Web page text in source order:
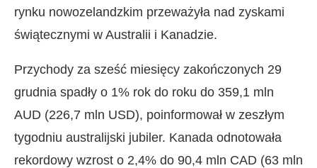
rynku nowozelandzkim przeważyła nad zyskami
świątecznymi w Australii i Kanadzie.
Przychody za sześć miesięcy zakończonych 29
grudnia spadły o 1% rok do roku do 359,1 mln
AUD (226,7 mln USD), poinformował w zeszłym
tygodniu australijski jubiler. Kanada odnotowała
rekordowy wzrost o 2,4% do 90,4 mln CAD (63 mln